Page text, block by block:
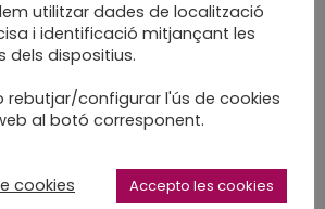
utilitzar dades de localització
i identificació mitjançant les
dels dispositius.
rebutjar/configurar l'ús de cookies
al botó corresponent.
cookies Accepto les cookies